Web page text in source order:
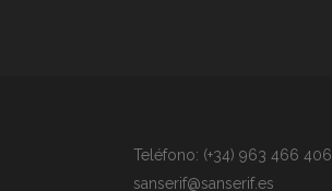
Teléfono: (+34) 963 466 406
sanserif@sanserif.es